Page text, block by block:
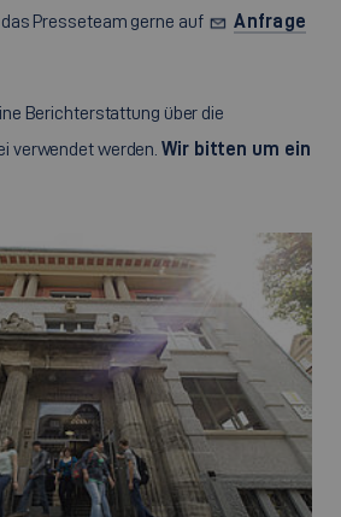
Presseteam gerne auf
Anfrage
Berichterstattung über die
verwendet werden.Wir bitten um ein